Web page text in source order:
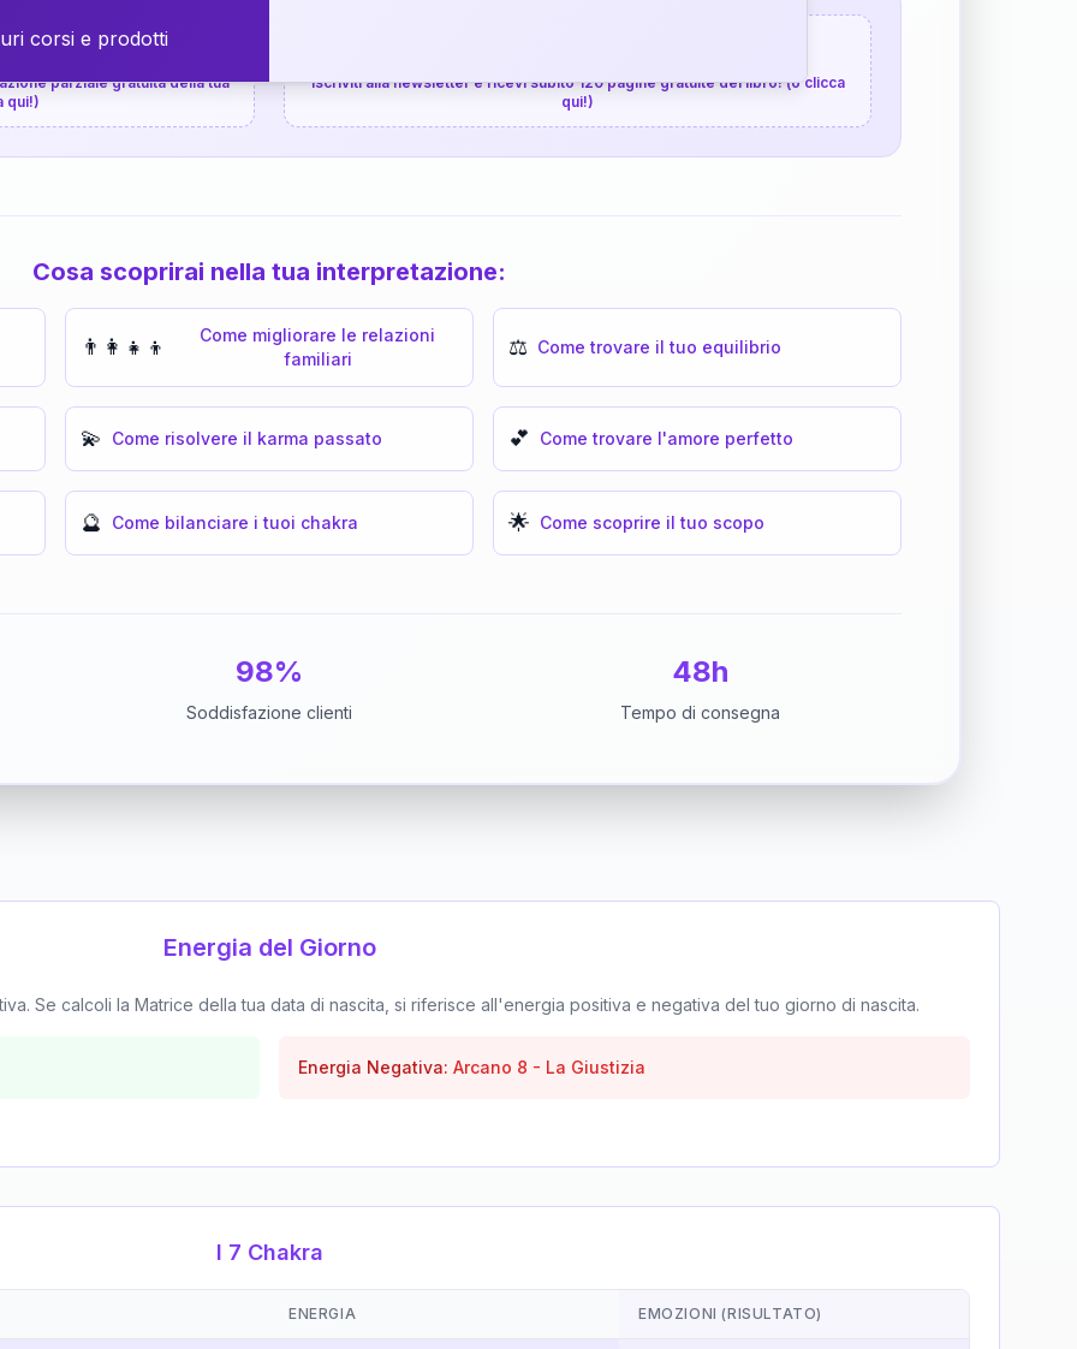
gratuita
parziale gratuita della tua
qui!)
Iscriviti alla newsletter e ricevi subito 120 pagine gratuite del libro! (o clicca
qui!)
Cosa scoprirai nella tua interpretazione:
👨‍👩‍👧‍👦
Come migliorare le relazioni
familiari
⚖️ Come trovare il tuo equilibrio
💫 Come risolvere il karma passato 💕 Come trovare l'amore perfetto
🔮 Come bilanciare i tuoi chakra 🌟 Come scoprire il tuo scopo
98%
Soddisfazione clienti
48h
Tempo di consegna
Energia del Giorno
Se calcoli la Matrice della tua data di nascita, si riferisce all'energia positiva e negativa del tuo giorno di nascita.
Energia Negativa: Arcano 8 - La Giustizia
I 7 Chakra
ENERGIA EMOZIONI (RISULTATO)
corsi e prodotti